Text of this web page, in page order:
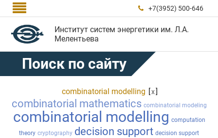
  +7(3952) 500-646
Институт систем энергетики им. Л.А.
Мелентьева
Поиск по сайту
combinatorial modelling [x]
combinatorial mathematics combinatorial modeling
combinatorial modelling computation
theory cryptography decision support decision support